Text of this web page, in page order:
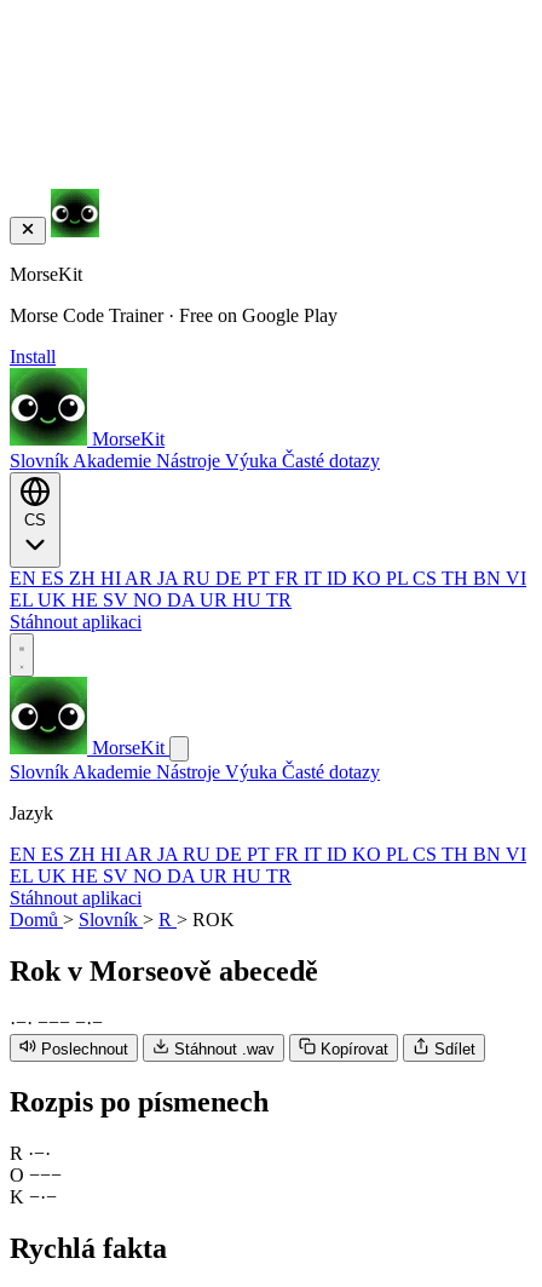
MorseKit
Morse Code Trainer · Free on Google Play
Install
MorseKit
Slovník Akademie Nástroje Výuka Časté dotazy
EN ES ZH HI AR JA RU DE PT FR IT ID KO PL CS TH BN VI
EL UK HE SV NO DA UR HU TR
Stáhnout aplikaci
MorseKit
Slovník Akademie Nástroje Výuka Časté dotazy
Jazyk
EN ES ZH HI AR JA RU DE PT FR IT ID KO PL CS TH BN VI
EL UK HE SV NO DA UR HU TR
Stáhnout aplikaci
Domů > Slovník > R > ROK
Rok v Morseově abecedě
·−· −−− −·−
Poslechnout Stáhnout .wav Kopírovat Sdílet
Rozpis po písmenech
R ·−·
O −−−
K −·−
Rychlá fakta